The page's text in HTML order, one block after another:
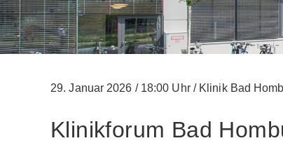
29. Januar 2026 /18:00 Uhr /Klinik Bad
Klinikforum Bad